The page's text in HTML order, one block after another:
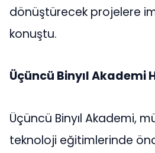
dönüştürecek projelere
konuştu.
Üçüncü Binyıl Akademi
Üçüncü Binyıl Akademi,
teknoloji eğitimlerinde